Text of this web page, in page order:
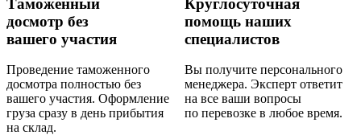
Таможенный
досмотр без
вашего участия
Проведение таможенного
досмотра полностью без
вашего участия. Оформление
груза сразу в день прибытия
на склад.
Круглосуточная
помощь наших
специалистов
Вы получите персонального
менеджера. Эксперт ответит
на все ваши вопросы
по перевозке в любое время.